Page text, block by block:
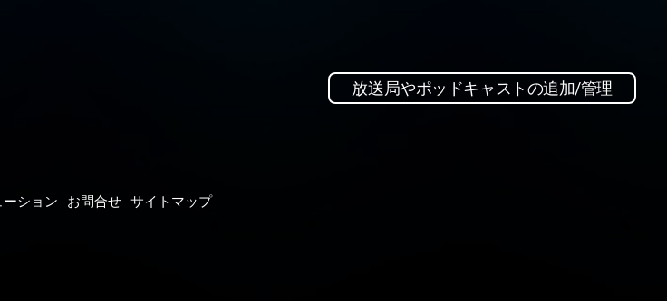
放送局やポッドキャストの追加/管理
ション お問合せ サイトマップ